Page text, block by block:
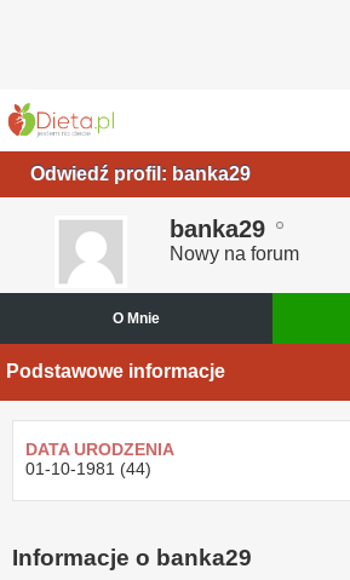
Odwiedź profil: banka29
banka29
Nowy na forum
O Mnie
Podstawowe informacje
DATA URODZENIA
01-10-1981 (44)
Informacje o banka29